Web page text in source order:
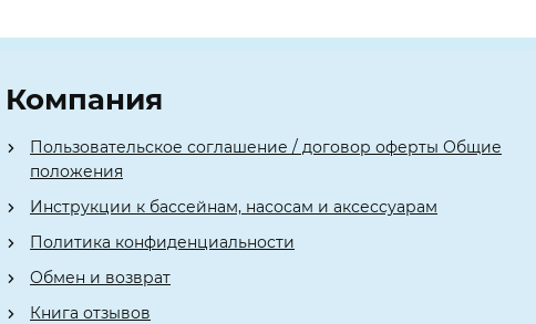
Компания
Пользовательское соглашение / договор оферты Общие
положения
Инструкции к бассейнам, насосам и аксессуарам
Политика конфиденциальности
Обмен и возврат
Книга отзывов